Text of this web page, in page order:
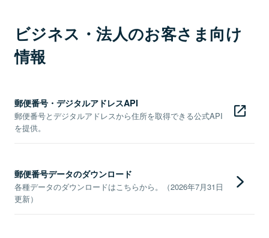
ビジネス・法人のお客さま向け
情報
郵便番号・デジタルアドレスAPI
郵便番号とデジタルアドレスから住所を取得できる公式API
を提供。
郵便番号データのダウンロード
各種データのダウンロードはこちらから。（2026年7月31日
更新）